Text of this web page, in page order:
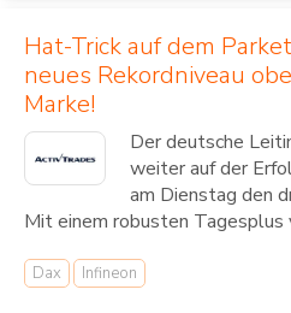
Hat-Trick auf dem
neues Rekordniveau
Marke!
Der deutsche
weiter auf der
am Dienstag den
Mit einem robusten Tagesplus
Dax Infineon